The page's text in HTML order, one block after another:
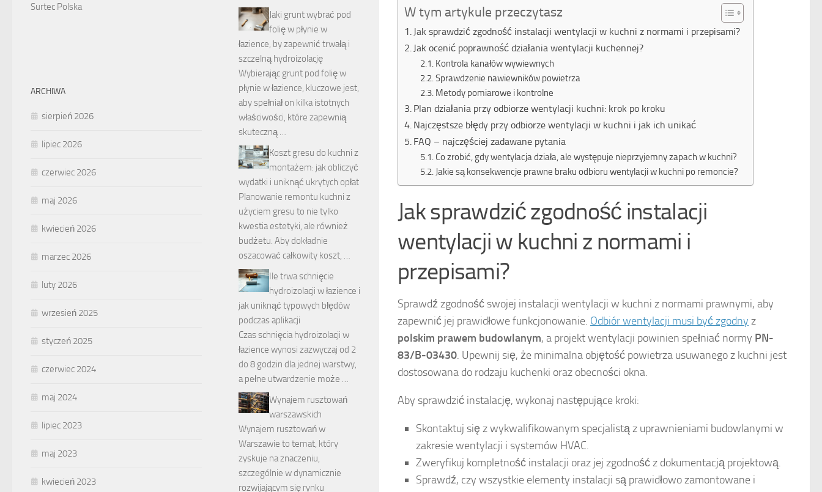
W tym artykule przeczytasz
Jak sprawdzić zgodność instalacji wentylacji w kuchni z normami i przepisami?
Jak ocenić poprawność działania wentylacji kuchennej?
Kontrola kanałów wywiewnych
Sprawdzenie nawiewników powietrza
Metody pomiarowe i kontrolne
Plan działania przy odbiorze wentylacji kuchni: krok po kroku
Najczęstsze błędy przy odbiorze wentylacji w kuchni i jak ich unikać
FAQ – najczęściej zadawane pytania
Co zrobić, gdy wentylacja działa, ale występuje nieprzyjemny zapach w kuchni?
Jakie są konsekwencje prawne braku odbioru wentylacji w kuchni po remoncie?
Jak sprawdzić zgodność instalacji
wentylacji w kuchni z normami i
przepisami?
Sprawdź zgodność swojej instalacji wentylacji w kuchni z normami prawnymi, aby
zapewnić jej prawidłowe funkcjonowanie. Odbiór wentylacji musi być zgodny z
polskim prawem budowlanym, a projekt wentylacji powinien spełniać normy PN-
83/B-03430. Upewnij się, że minimalna objętość powietrza usuwanego z kuchni jest
dostosowana do rodzaju kuchenki oraz obecności okna.
Aby sprawdzić instalację, wykonaj następujące kroki:
Skontaktuj się z wykwalifikowanym specjalistą z uprawnieniami budowlanymi w
zakresie wentylacji i systemów HVAC.
Zweryfikuj kompletność instalacji oraz jej zgodność z dokumentacją projektową.
Sprawdź, czy wszystkie elementy instalacji są prawidłowo zamontowane i
Surtec Polska
ARCHIWA
sierpień 2026
lipiec 2026
czerwiec 2026
maj 2026
kwiecień 2026
marzec 2026
luty 2026
wrzesień 2025
styczeń 2025
czerwiec 2024
maj 2024
lipiec 2023
maj 2023
kwiecień 2023
Jaki grunt wybrać pod
folię w płynie w
łazience, by zapewnić trwałą i
szczelną hydroizolację
Wybierając grunt pod folię w
płynie w łazience, kluczowe jest,
aby spełniał on kilka istotnych
właściwości, które zapewnią
skuteczną …
Koszt gresu do kuchni z
montażem: jak obliczyć
wydatki i uniknąć ukrytych opłat
Planowanie remontu kuchni z
użyciem gresu to nie tylko
kwestia estetyki, ale również
budżetu. Aby dokładnie
oszacować całkowity koszt, …
Ile trwa schnięcie
hydroizolacji w łazience i
jak uniknąć typowych błędów
podczas aplikacji
Czas schnięcia hydroizolacji w
łazience wynosi zazwyczaj od 2
do 8 godzin dla jednej warstwy,
a pełne utwardzenie może …
Wynajem rusztowań
warszawskich
Wynajem rusztowań w
Warszawie to temat, który
zyskuje na znaczeniu,
szczególnie w dynamicznie
rozwijającym się rynku